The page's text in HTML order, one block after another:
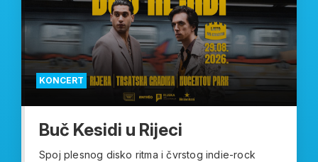
KONCERT
Buč Kesidi u Rijeci
Spoj plesnog disko ritma i čvrstog indie-rock